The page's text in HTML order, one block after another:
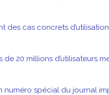
des cas concrets
20 millions d’utilisateurs
spécial du journal